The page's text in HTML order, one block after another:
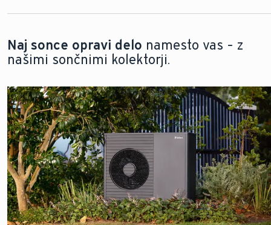
Naj sonce opravi delo namesto vas – z
našimi sončnimi kolektorji.